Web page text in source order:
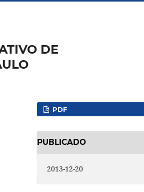
DE
PDF
PUBLICADO
2013-12-20